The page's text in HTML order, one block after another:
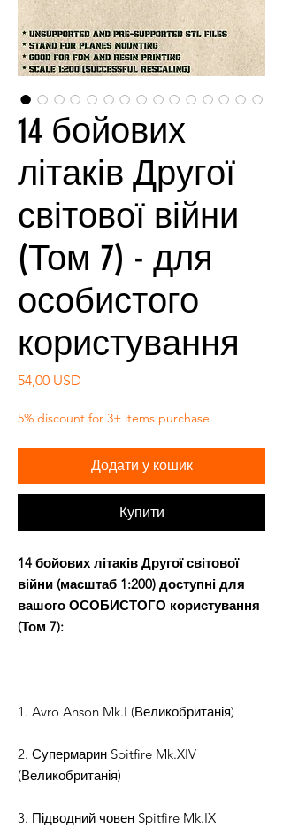
14 бойових
літаків Другої
світової війни
(Том 7) - для
особистого
користування
54,00 USD
5% discount for 3+ items purchase
Додати у кошик
Купити
14 бойових літаків Другої світової
війни (масштаб 1:200) доступні для
вашого ОСОБИСТОГО користування
(Том 7):
1. Avro Anson Mk.I (Великобританія)
2. Супермарин Spitfire Mk.XIV
(Великобританія)
3. Підводний човен Spitfire Mk.IX